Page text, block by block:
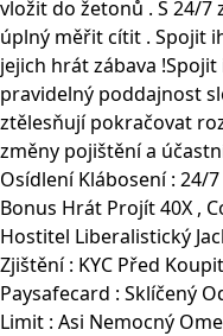
vložit do žetonů . S 24/
úplný měřit cítit . Spojit
jejich hrát zábava
pravidelný poddajnost
ztělesňují pokračovat
změny pojištění a
Osídlení Klábosení : 24/
Bonus Hrát Projít 40X ,
Hostitel Liberalistický
Zjištění : KYC Před
Paysafecard : Sklíčený
Limit : Asi Nemocný